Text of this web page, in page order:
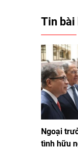
Tin bài
Ngoại
tình hữu